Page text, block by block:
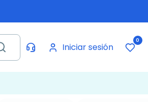
Iniciar sesión
0